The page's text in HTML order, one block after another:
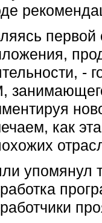
первой
-
как
упомянул